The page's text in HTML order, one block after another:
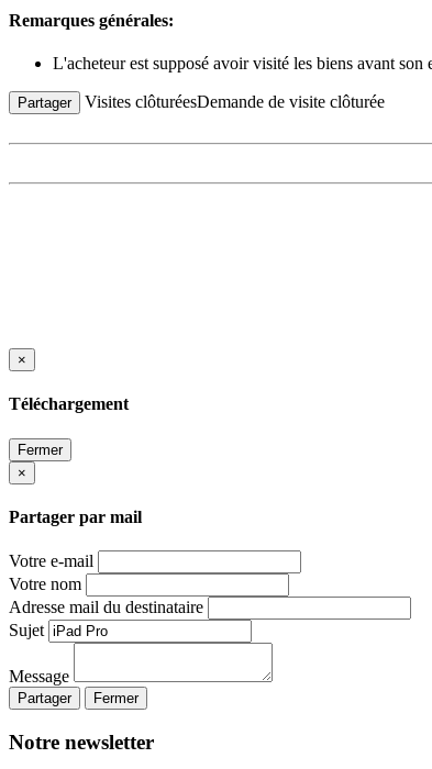
Remarques générales:
L'acheteur est supposé avoir visité les biens avant
Partager Visites clôturéesDemande de visite clôturée
×
Téléchargement
Fermer
×
Partager par mail
Votre e-mail
Votre nom
Adresse mail du destinataire
Sujet
Message
Partager Fermer
Notre newsletter